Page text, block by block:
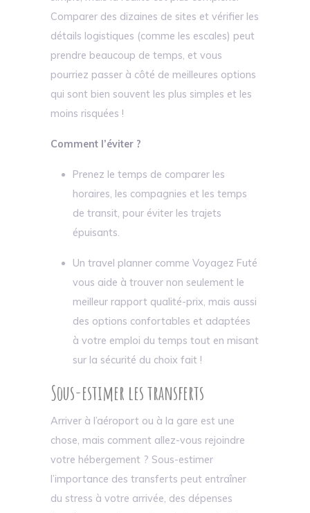
Comparer des dizaines de sites et vérifier les
détails logistiques (comme les escales) peut
prendre beaucoup de temps, et vous
pourriez passer à côté de meilleures options
qui sont bien souvent les plus simples et les
moins risquées !
Comment l’éviter ?
Prenez le temps de comparer les
horaires, les compagnies et les temps
de transit, pour éviter les trajets
épuisants.
Un travel planner comme Voyagez Futé
vous aide à trouver non seulement le
meilleur rapport qualité-prix, mais aussi
des options confortables et adaptées
à votre emploi du temps tout en misant
sur la sécurité du choix fait !
Sous-estimer les transferts
Arriver à l’aéroport ou à la gare est une
chose, mais comment allez-vous rejoindre
votre hébergement ? Sous-estimer
l’importance des transferts peut entraîner
du stress à votre arrivée, des dépenses